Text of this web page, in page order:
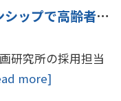
3daysインターンシップで高齢者体験してみませんか
研究所の採用担当
more]